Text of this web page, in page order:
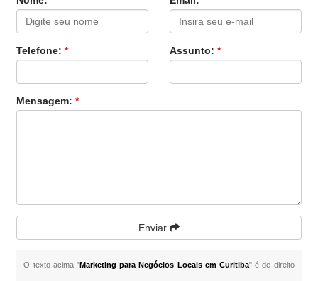
Telefone:* Assunto: *
Mensagem:*
Enviar
O texto acima "Marketing para Negócios Locais em Curitiba" é de direito